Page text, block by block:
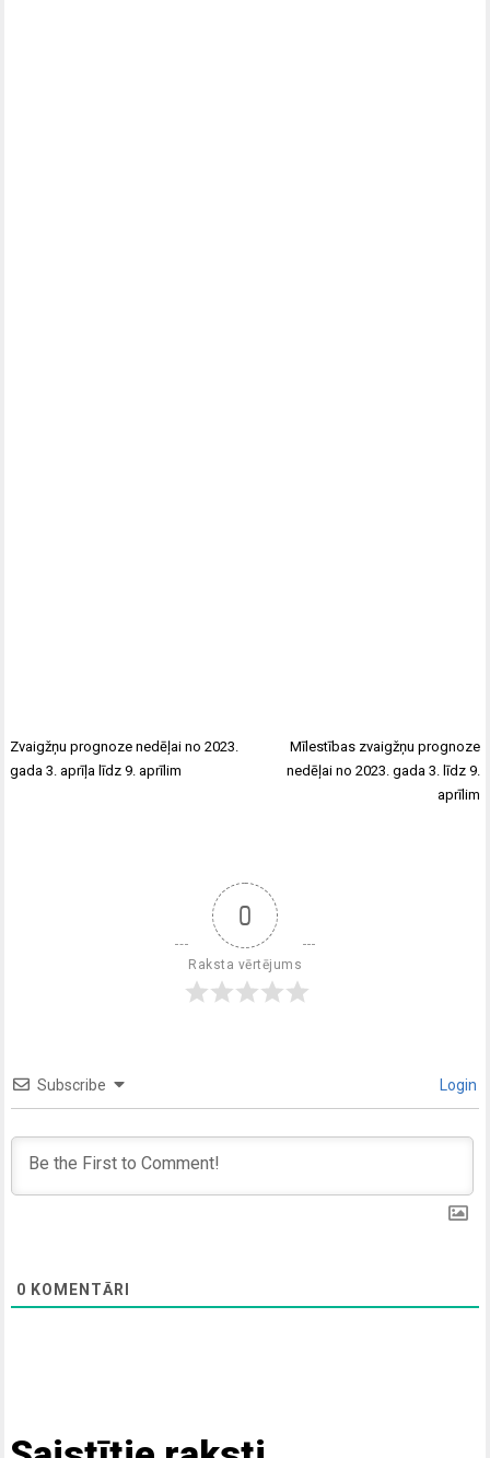
Zvaigžņu prognoze nedēļai no 2023.
gada 3. aprīļa līdz 9. aprīlim
Mīlestības zvaigžņu prognoze
nedēļai no 2023. gada 3. līdz 9.
aprīlim
0
Raksta vērtējums
Subscribe Login
0 KOMENTĀRI